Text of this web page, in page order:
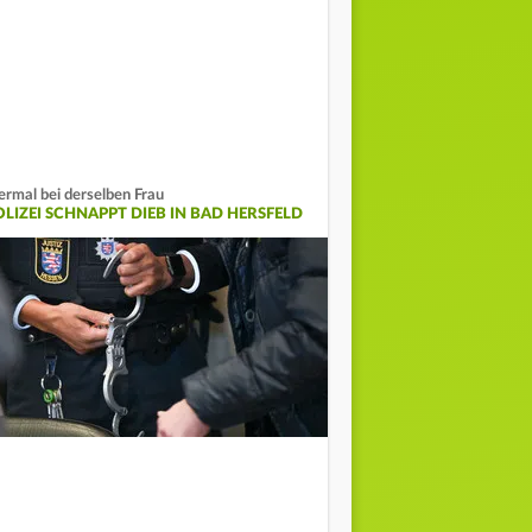
bei derselben Frau
SCHNAPPT DIEB IN BAD HERSFELD